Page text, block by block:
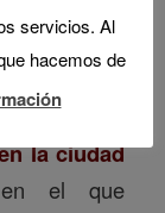
a 19:30, el
la ciudad
el que
servicios. Al
hacemos de